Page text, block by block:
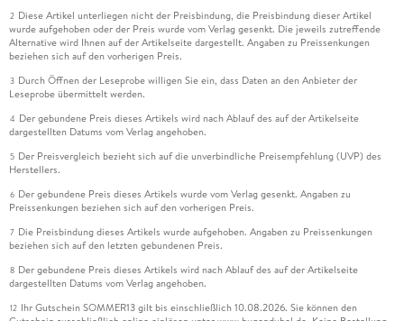
2 Diese Artikel unterliegen nicht der Preisbindung, die Preisbindung dieser Artikel
wurde aufgehoben oder der Preis wurde vom Verlag gesenkt. Die jeweils zutreffende
Alternative wird Ihnen auf der Artikelseite dargestellt. Angaben zu Preissenkungen
beziehen sich auf den vorherigen Preis.
3 Durch Öffnen der Leseprobe willigen Sie ein, dass Daten an den Anbieter der
Leseprobe übermittelt werden.
4 Der gebundene Preis dieses Artikels wird nach Ablauf des auf der Artikelseite
dargestellten Datums vom Verlag angehoben.
5 Der Preisvergleich bezieht sich auf die unverbindliche Preisempfehlung (UVP) des
Herstellers.
6 Der gebundene Preis dieses Artikels wurde vom Verlag gesenkt. Angaben zu
Preissenkungen beziehen sich auf den vorherigen Preis.
7 Die Preisbindung dieses Artikels wurde aufgehoben. Angaben zu Preissenkungen
beziehen sich auf den letzten gebundenen Preis.
8 Der gebundene Preis dieses Artikels wird nach Ablauf des auf der Artikelseite
dargestellten Datums vom Verlag angehoben.
12 Ihr Gutschein SOMMER13 gilt bis einschließlich 10.08.2026. Sie können den